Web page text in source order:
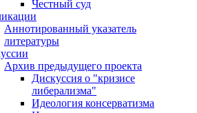
Честный суд
Аннотированный указатель
литературы
Архив предыдущего проекта
Дискуссия о "кризисе
либерализма"
Идеология консерватизма